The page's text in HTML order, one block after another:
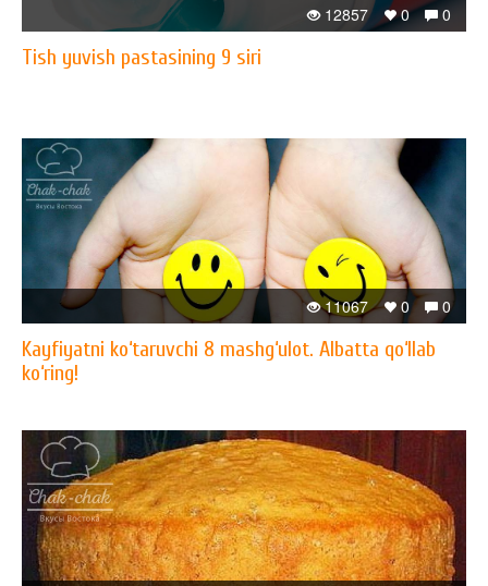
0
0
12857
Tish yuvish pastasining 9 siri
0
0
11067
Kayfiyatni ko‘taruvchi 8 mashg‘ulot. Albatta qo‘llab
ko‘ring!